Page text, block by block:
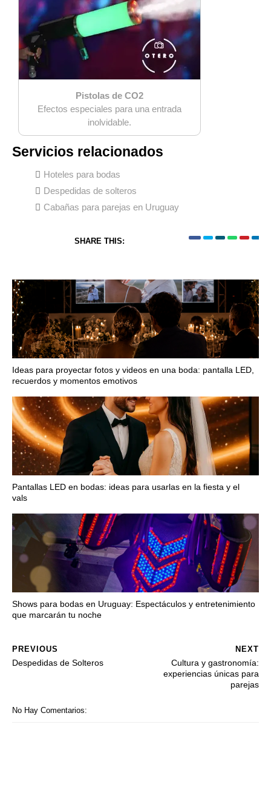
Pistolas de CO2
Efectos especiales para una entrada
inolvidable.
Servicios relacionados
Hoteles para bodas
Despedidas de solteros
Cabañas para parejas en Uruguay
SHARE THIS:
Ideas para proyectar fotos y videos en una boda: pantalla LED,
recuerdos y momentos emotivos
Pantallas LED en bodas: ideas para usarlas en la fiesta y el
vals
Shows para bodas en Uruguay: Espectáculos y entretenimiento
que marcarán tu noche
NEXT
Cultura y gastronomía:
experiencias únicas para
parejas
PREVIOUS
Despedidas de Solteros
No Hay Comentarios: